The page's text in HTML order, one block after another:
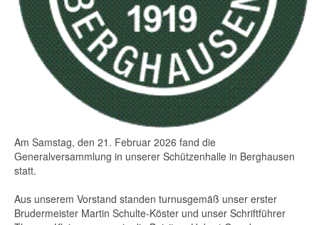
Am Samstag, den 21. Februar 2026 fand die
Generalversammlung in unserer Schützenhalle in Berghausen
statt.
Aus unserem Vorstand standen turnusgemäß unser erster
Brudermeister Martin Schulte-Köster und unser Schriftführer